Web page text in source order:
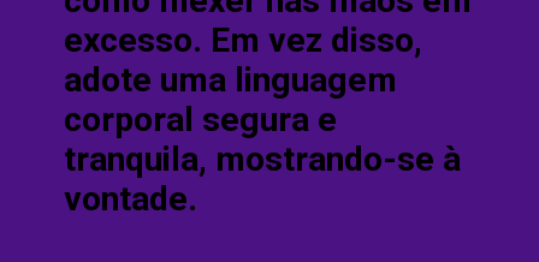
excesso. Em vez disso,
adote uma linguagem
corporal segura e
tranquila, mostrando-se à
vontade.